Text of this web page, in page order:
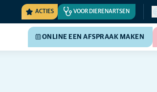
ACTIES VOOR DIERENARTSEN
ONLINE EEN AFSPRAAK MAKEN